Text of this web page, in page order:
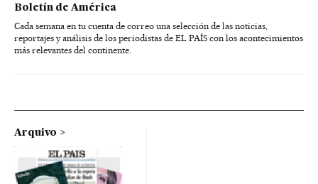
Boletín de América
Cada semana en tu cuenta de correo una selección de las noticias,
reportajes y análisis de los periodistas de EL PAÍS con los acontecimientos
más relevantes del continente.
Arquivo